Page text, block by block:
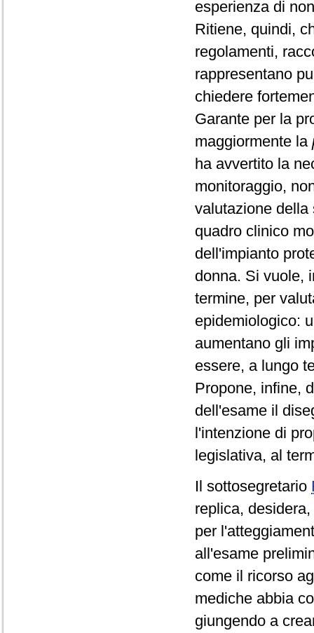
esperienza di
Ritiene, quindi,
regolamenti,
rappresentano
chiedere
Garante per la
maggiormente la
ha avvertito la
monitoraggio,
valutazione
quadro clinico
dell'impianto
donna. Si vuole,
termine, per
epidemiologico:
aumentano gli
essere, a lungo
Propone, infine,
dell'esame il
l'intenzione di
legislativa, al
Il sottosegretario
replica,
per
all'esame
come il ricorso
mediche abbia
giungendo a